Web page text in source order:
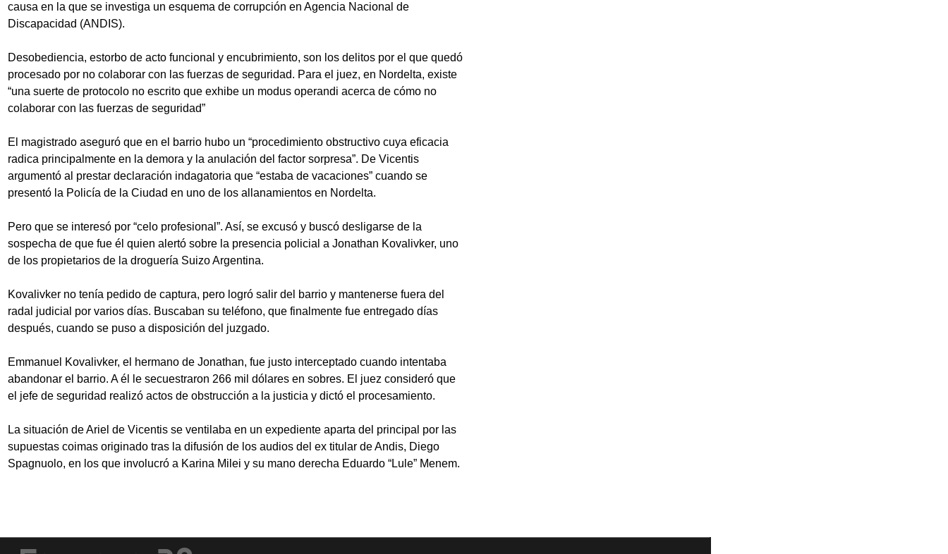
causa en la que se investiga un esquema de corrupción en Agencia Nacional de
Discapacidad (ANDIS).
Desobediencia, estorbo de acto funcional y encubrimiento, son los delitos por el que quedó
procesado por no colaborar con las fuerzas de seguridad. Para el juez, en Nordelta, existe
“una suerte de protocolo no escrito que exhibe un modus operandi acerca de cómo no
colaborar con las fuerzas de seguridad”
El magistrado aseguró que en el barrio hubo un “procedimiento obstructivo cuya eficacia
radica principalmente en la demora y la anulación del factor sorpresa”. De Vicentis
argumentó al prestar declaración indagatoria que “estaba de vacaciones” cuando se
presentó la Policía de la Ciudad en uno de los allanamientos en Nordelta.
Pero que se interesó por “celo profesional”. Así, se excusó y buscó desligarse de la
sospecha de que fue él quien alertó sobre la presencia policial a Jonathan Kovalivker, uno
de los propietarios de la droguería Suizo Argentina.
Kovalivker no tenía pedido de captura, pero logró salir del barrio y mantenerse fuera del
radal judicial por varios días. Buscaban su teléfono, que finalmente fue entregado días
después, cuando se puso a disposición del juzgado.
Emmanuel Kovalivker, el hermano de Jonathan, fue justo interceptado cuando intentaba
abandonar el barrio. A él le secuestraron 266 mil dólares en sobres. El juez consideró que
el jefe de seguridad realizó actos de obstrucción a la justicia y dictó el procesamiento.
La situación de Ariel de Vicentis se ventilaba en un expediente aparta del principal por las
supuestas coimas originado tras la difusión de los audios del ex titular de Andis, Diego
Spagnuolo, en los que involucró a Karina Milei y su mano derecha Eduardo “Lule” Menem.